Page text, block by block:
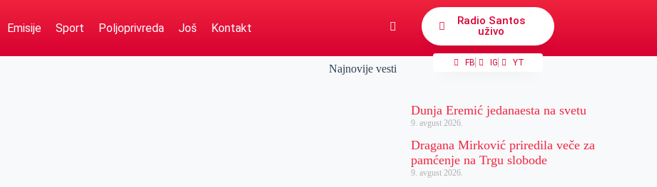
Emisije Sport Poljoprivreda Još Kontakt
Radio Santos
uživo
FB IG YT
Najnovije vesti
Dunja Eremić jedanaesta na svetu
9. avgust 2026.
Dragana Mirković priredila veče za
pamćenje na Trgu slobode
9. avgust 2026.